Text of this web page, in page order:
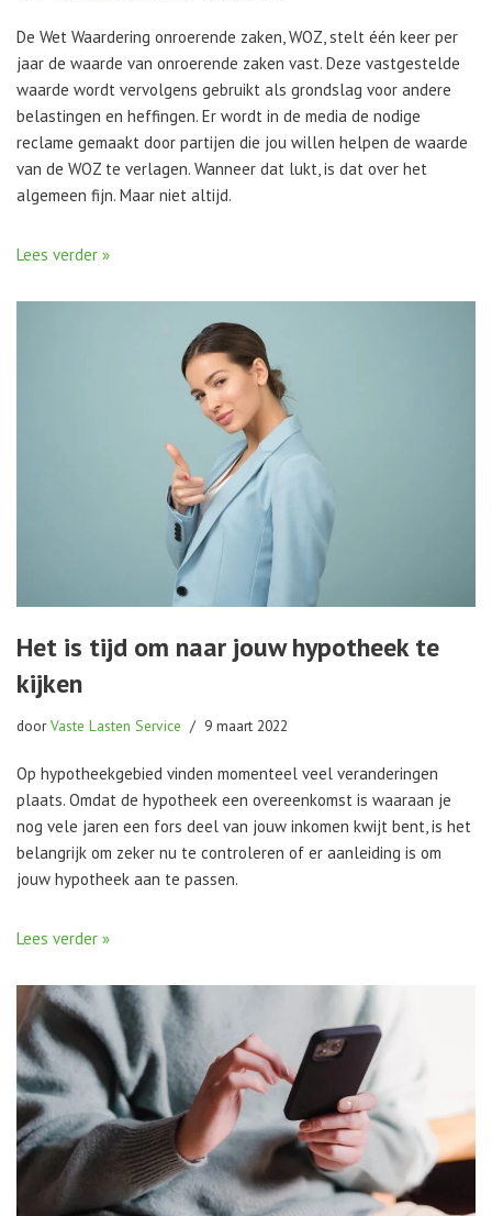
De Wet Waardering onroerende zaken, WOZ, stelt één keer per
jaar de waarde van onroerende zaken vast. Deze vastgestelde
waarde wordt vervolgens gebruikt als grondslag voor andere
belastingen en heffingen. Er wordt in de media de nodige
reclame gemaakt door partijen die jou willen helpen de waarde
van de WOZ te verlagen. Wanneer dat lukt, is dat over het
algemeen fijn. Maar niet altijd.
Lees verder »
Het is tijd om naar jouw hypotheek te
kijken
doorVaste Lasten Service 9 maart 2022
Op hypotheekgebied vinden momenteel veel veranderingen
plaats. Omdat de hypotheek een overeenkomst is waaraan je
nog vele jaren een fors deel van jouw inkomen kwijt bent, is het
belangrijk om zeker nu te controleren of er aanleiding is om
jouw hypotheek aan te passen.
Lees verder »